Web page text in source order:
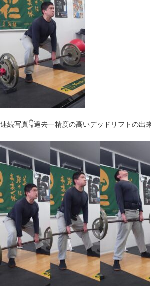
連続写真👇過去一精度の高いデッドリフトの出